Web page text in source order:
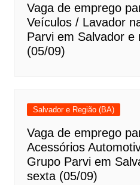
Vaga de emprego
Veículos / Lavador
Parvi em Salvador e
(05/09)
Salvador e Região (BA)
Vaga de emprego
Acessórios
Grupo Parvi em
sexta (05/09)